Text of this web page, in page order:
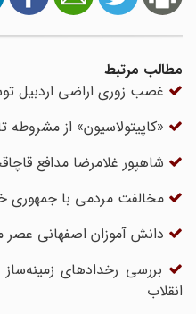
مطالب مرتبط
غصب زوری اراضی اردبیل
«کاپیتولاسیون» از مشروطه تا
شاهپور غلامرضا مدافع
مخالفت مردمی با جمهوری
دانش آموزان اصفهانی عصر
بررسی رخدادهای زمینه‌ساز
انقلاب